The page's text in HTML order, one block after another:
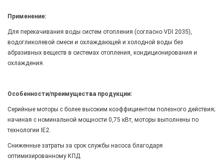
Применение:
Для перекачивания воды систем отопления (согласно VDI 2035),
водогликолевой смеси и охлаждающей и холодной воды без
абразивных веществ в системах отопления, кондиционирования и
охлаждения.
Особенности/преимущества продукции:
Серийные моторы с более высоким коэффициентом полезного действия;
начиная с номинальной мощности 0,75 кВт, моторы выполнены по
технологии IE2.
Сниженные затраты за срок службы насоса благодаря
оптимизированному КПД.